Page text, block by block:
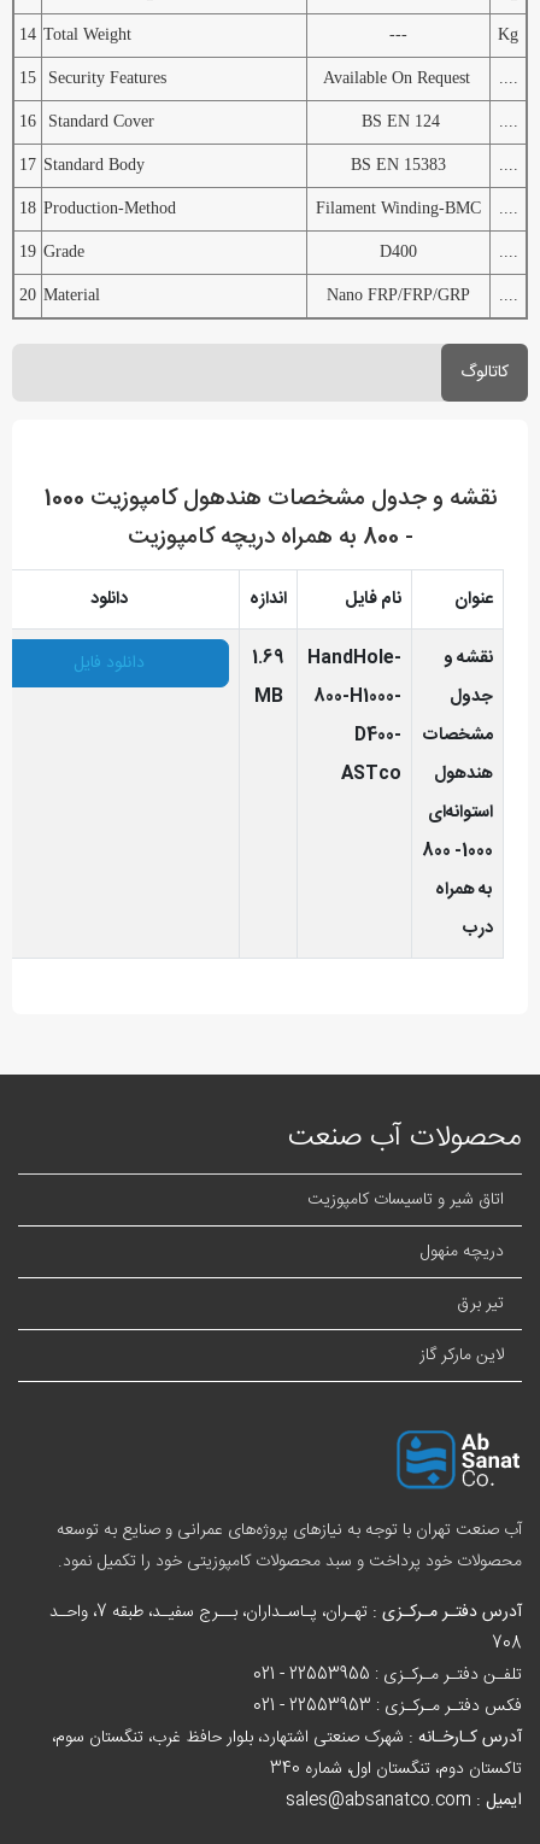
Kg
---
Total Weight
14
Security Features
15
BS EN 124
Standard Cover
16
BS EN 15383
Standard Body
17
Filament Winding-BMC
Production-Method
18
D400
Grade
19
Nano FRP/FRP/GRP
Material
20
کاتالوگ
نقشه و جدول مشخصات هندهول کامپوزیت 1000
- 800 به همراه دریچه کامپوزیت
عنوان نام فایل اندازه دانلود
نقشه و
جدول
مشخصات
هندهول
استوانه‌ای
1000- 800
به همراه
درب
HandHole-
800-H1000-
D400-
ASTco
1.69
MB
دانلود فایل
محصولات آب صنعت
اتاق شیر و تاسیسات کامپوزیت
دریچه منهول
تیر برق
لاین مارکر گاز
آب صنعت تهران با توجه به نیازهای پروژه‌های عمرانی و صنایع به توسعه
محصولات خود پرداخت و سبد محصولات کامپوزیتیخود را تکمیل نمود.
آدرس دفتـر مـرکـزی :
تهـران، پـاسـداران، بــرج سفیـد، طبقه 7، واحـد
708
تلفـن دفتـر مـرکـزی : 021 - 22553955
فکس دفتـر مـرکـزی : 021 - 22553953
آدرس کـارخـانه :شهرک صنعتی اشتهارد، بلوار حافظ غرب، تنگستان سوم،
تاکستان دوم، تنگستان اول، شماره 340
ایمیل :sales@absanatco.com